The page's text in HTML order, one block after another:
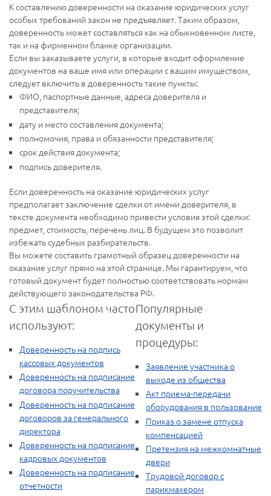
К составлению доверенности на оказание юридических услуг
особых требований закон не предъявляет. Таким образом,
доверенность может составляться как на обыкновенном листе,
так и на фирменном бланке организации.
Если вы заказываете услуги, в которые входит оформление
документов на ваше имя или операции с вашим имуществом,
следует включить в доверенность такие пункты:
ФИО, паспортные данные, адреса доверителя и
представителя;
дату и место составления документа;
полномочия, права и обязанности представителя;
срок действия документа;
подпись доверителя.
Если доверенность на оказание юридических услуг
предполагает заключение сделки от имени доверителя, в
тексте документа необходимо привести условия этой сделки:
предмет, стоимость, перечень лиц. В будущем это позволит
избежать судебных разбирательств.
Вы можете составить грамотный образец доверенности на
оказание услуг прямо на этой странице. Мы гарантируем, что
готовый документ будет полностью соответствовать нормам
действующего законодательства РФ.
С этим шаблоном часто
используют:
Доверенность на подпись
кассовых документов
Доверенность на подписание
договора поручительства
Доверенность на подписание
договоров за генерального
директора
Доверенность на подписание
кадровых документов
Доверенность на подписание
отчетности
Популярные
документы и
процедуры:
Заявление участника о
выходе из общества
Акт приема-передачи
оборудования в пользование
Приказ о замене отпуска
компенсацией
Претензия на межкомнатные
двери
Трудовой договор с
парикмахером